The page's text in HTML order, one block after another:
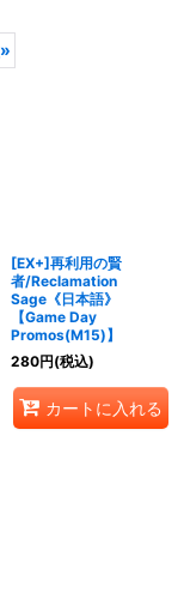
»
[EX+]再利用の賢
者/Reclamation
Sage《日本語》
【Game Day
Promos(M15)】
280円(税込)
カートに入れる